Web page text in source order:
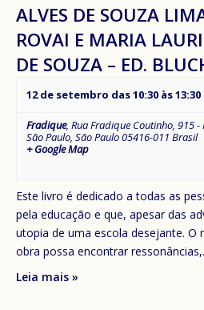
ALVES DE SOUZA
ROVAI E MARIA
DE SOUZA – ED.
12 de setembro das 10:30 às13:30
Fradique, Rua Fradique Coutinho, 915 -
São Paulo, São Paulo05416-011 Brasil
+ Google Map
Este livro é dedicado a todas as
pela educação e que, apesar das
utopia de uma escola desejante. O
obra possa encontrar
Leia mais »